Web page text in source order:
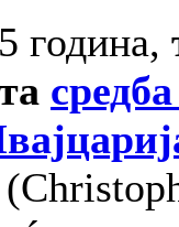
година,